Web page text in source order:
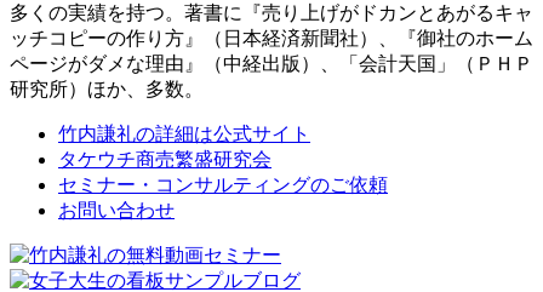
多くの実績を持つ。著書に『売り上げがドカンとあがるキャ
ッチコピーの作り方』（日本経済新聞社）、『御社のホーム
ページがダメな理由』（中経出版）、「会計天国」（ＰＨＰ
研究所）ほか、多数。
竹内謙礼の詳細は公式サイト
タケウチ商売繁盛研究会
セミナー・コンサルティングのご依頼
お問い合わせ